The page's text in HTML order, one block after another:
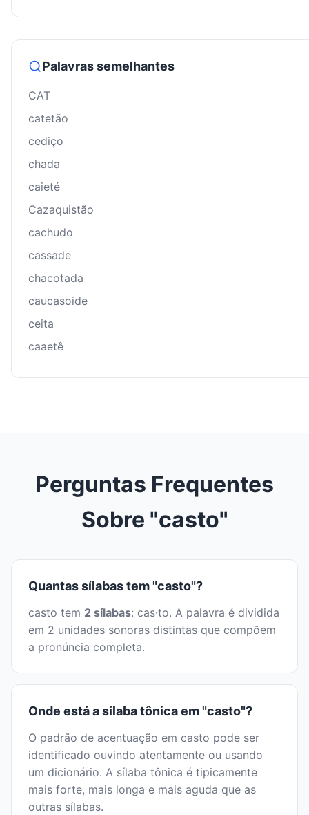
Palavras semelhantes
CAT
catetão
cediço
chada
caieté
Cazaquistão
cachudo
cassade
chacotada
caucasoide
ceita
caaetê
Perguntas Frequentes
Sobre "casto"
Quantas sílabas tem "casto"?
casto tem 2 sílabas: cas·to. A palavra é dividida
em 2 unidades sonoras distintas que compõem
a pronúncia completa.
Onde está a sílaba tônica em "casto"?
O padrão de acentuação em casto pode ser
identificado ouvindo atentamente ou usando
um dicionário. A sílaba tônica é tipicamente
mais forte, mais longa e mais aguda que as
outras sílabas.